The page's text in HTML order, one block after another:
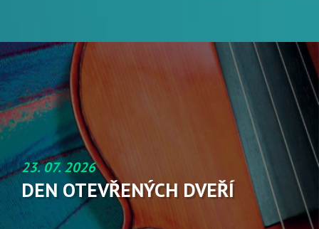
23. 07. 2026
DEN OTEVŘENÝCH DVEŘÍ